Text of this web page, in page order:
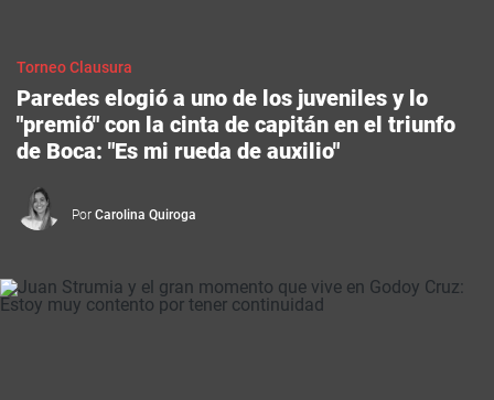
Torneo Clausura
Paredes elogió a uno de los juveniles y lo
"premió" con la cinta de capitán en el triunfo
de Boca: "Es mi rueda de auxilio"
Por Carolina Quiroga